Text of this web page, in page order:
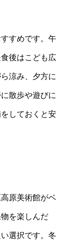
すめです。午
後はこども広
涼み、夕方に
散歩や遊びに
しておくと安
原美術館がベ
を楽しんだ
選択です。冬